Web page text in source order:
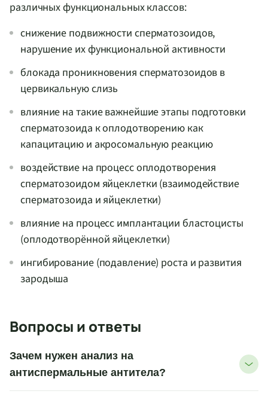
различных функциональных классов:
снижение подвижности сперматозоидов,
нарушение их функциональной активности
блокада проникновения сперматозоидов в
цервикальную слизь
влияние на такие важнейшие этапы подготовки
сперматозоида к оплодотворению как
капацитацию и акросомальную реакцию
воздействие на процесс оплодотворения
сперматозоидом яйцеклетки (взаимодействие
сперматозоида и яйцеклетки)
влияние на процесс имплантации бластоцисты
(оплодотворённой яйцеклетки)
ингибирование (подавление) роста и развития
зародыша
Вопросы и ответы
Зачем нужен анализ на
антиспермальные антитела?